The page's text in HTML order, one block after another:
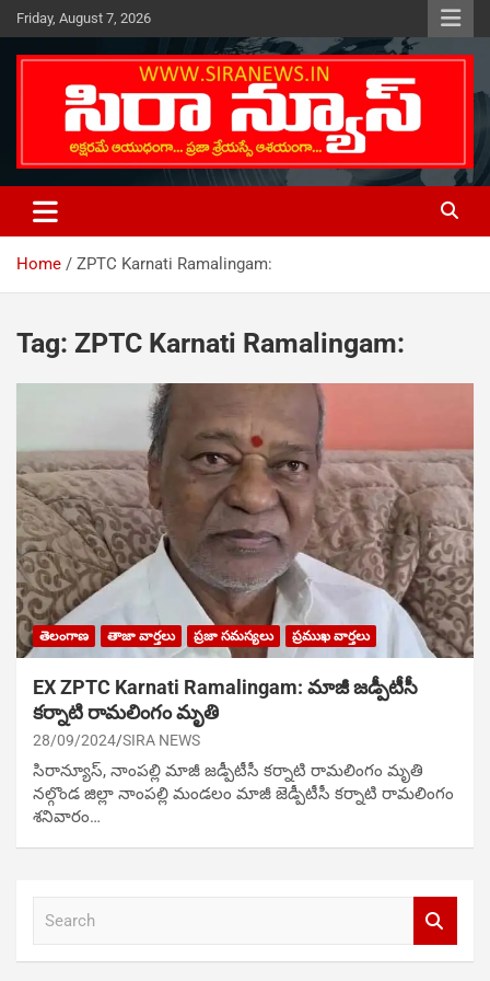
Skip
to
content
Friday, August 7, 2026
SIRA NEWS
Home ZPTC Karnati Ramalingam:
Tag: ZPTC Karnati Ramalingam:
తెలంగాణ తాజా వార్తలు ప్రజా సమస్యలు ప్రముఖ వార్తలు
EX ZPTC Karnati Ramalingam: మాజీ జ‌డ్పీటీసీ
కర్నాటి రామలింగం మృతి
28/09/2024 SIRA NEWS
సిరాన్యూస్, నాంపల్లి మాజీ జ‌డ్పీటీసీ కర్నాటి రామలింగం మృతి
నల్గొండ జిల్లా నాంపల్లి మండలం మాజీ జెడ్పీటీసీ కర్నాటి రామలింగం
శ‌నివారం…